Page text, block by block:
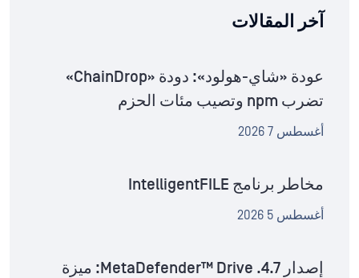
آخر المقالات
عودة «شاي-هولود»: دودة «ChainDrop»
تضرب npm وتصيب مئات الحزم
أغسطس 7 2026
مخاطر برنامج IntelligentFILE
أغسطس 5 2026
إصدار MetaDefender™ Drive .4.7: ميزة